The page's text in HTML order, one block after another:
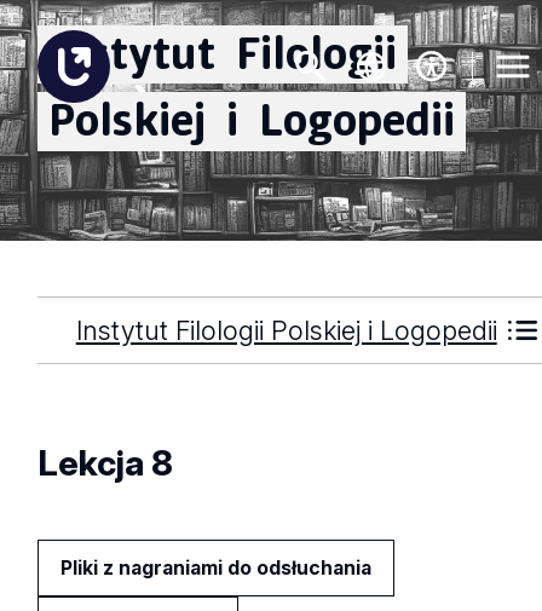
Instytut Filologii
Polskiej i Logopedii
Instytut Filologii Polskiej i Logopedii
Lekcja 8
Pliki z nagraniami do odsłuchania